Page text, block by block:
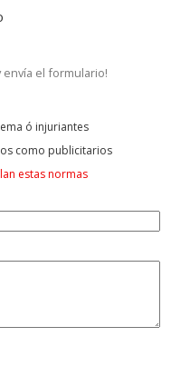
envía el formulario!
ó injuriantes
como publicitarios
estas normas